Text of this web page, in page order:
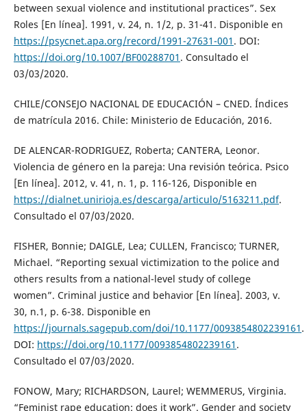
between sexual violence and institutional practices”. Sex
Roles [En línea]. 1991, v. 24, n. 1/2, p. 31-41. Disponible en
https://psycnet.apa.org/record/1991-27631-001 . DOI:
https://doi.org/10.1007/BF00288701 . Consultado el
03/03/2020.
CHILE/CONSEJO NACIONAL DE EDUCACIÓN – CNED. Índices
de matrícula 2016. Chile: Ministerio de Educación, 2016.
DE ALENCAR-RODRIGUEZ, Roberta; CANTERA, Leonor.
Violencia de género en la pareja: Una revisión teórica. Psico
[En línea]. 2012, v. 41, n. 1, p. 116-126, Disponible en
https://dialnet.unirioja.es/descarga/articulo/5163211.pdf.
Consultado el 07/03/2020.
FISHER, Bonnie; DAIGLE, Lea; CULLEN, Francisco; TURNER,
Michael. “Reporting sexual victimization to the police and
others results from a national-level study of college
women”. Criminal justice and behavior [En línea]. 2003, v.
30, n.1, p. 6-38. Disponible en
https://journals.sagepub.com/doi/10.1177/0093854802239161 .
DOI: https://doi.org/10.1177/0093854802239161 .
Consultado el 07/03/2020.
FONOW, Mary; RICHARDSON, Laurel; WEMMERUS, Virginia.
“Feminist rape education: does it work”. Gender and society